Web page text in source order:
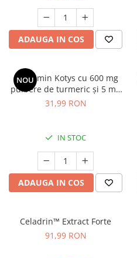
Electroliti
Produse Apicole
ADAUGA IN COS
NOU
Curcumin Kotys cu 600 mg
pulbere de turmeric și 5 mg
piper negru, 60 capsule –
31,99 RON
IN STOC
ADAUGA IN COS
Celadrin™ Extract Forte
91,99 RON